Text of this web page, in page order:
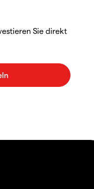
Sie direkt